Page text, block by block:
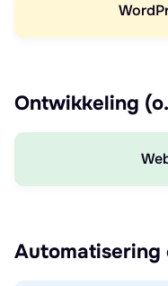
Ontwikkeling
Automatisering